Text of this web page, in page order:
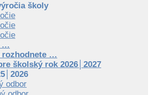
školy
…
rozhodnete …
školský rok 2026│2027
odbor